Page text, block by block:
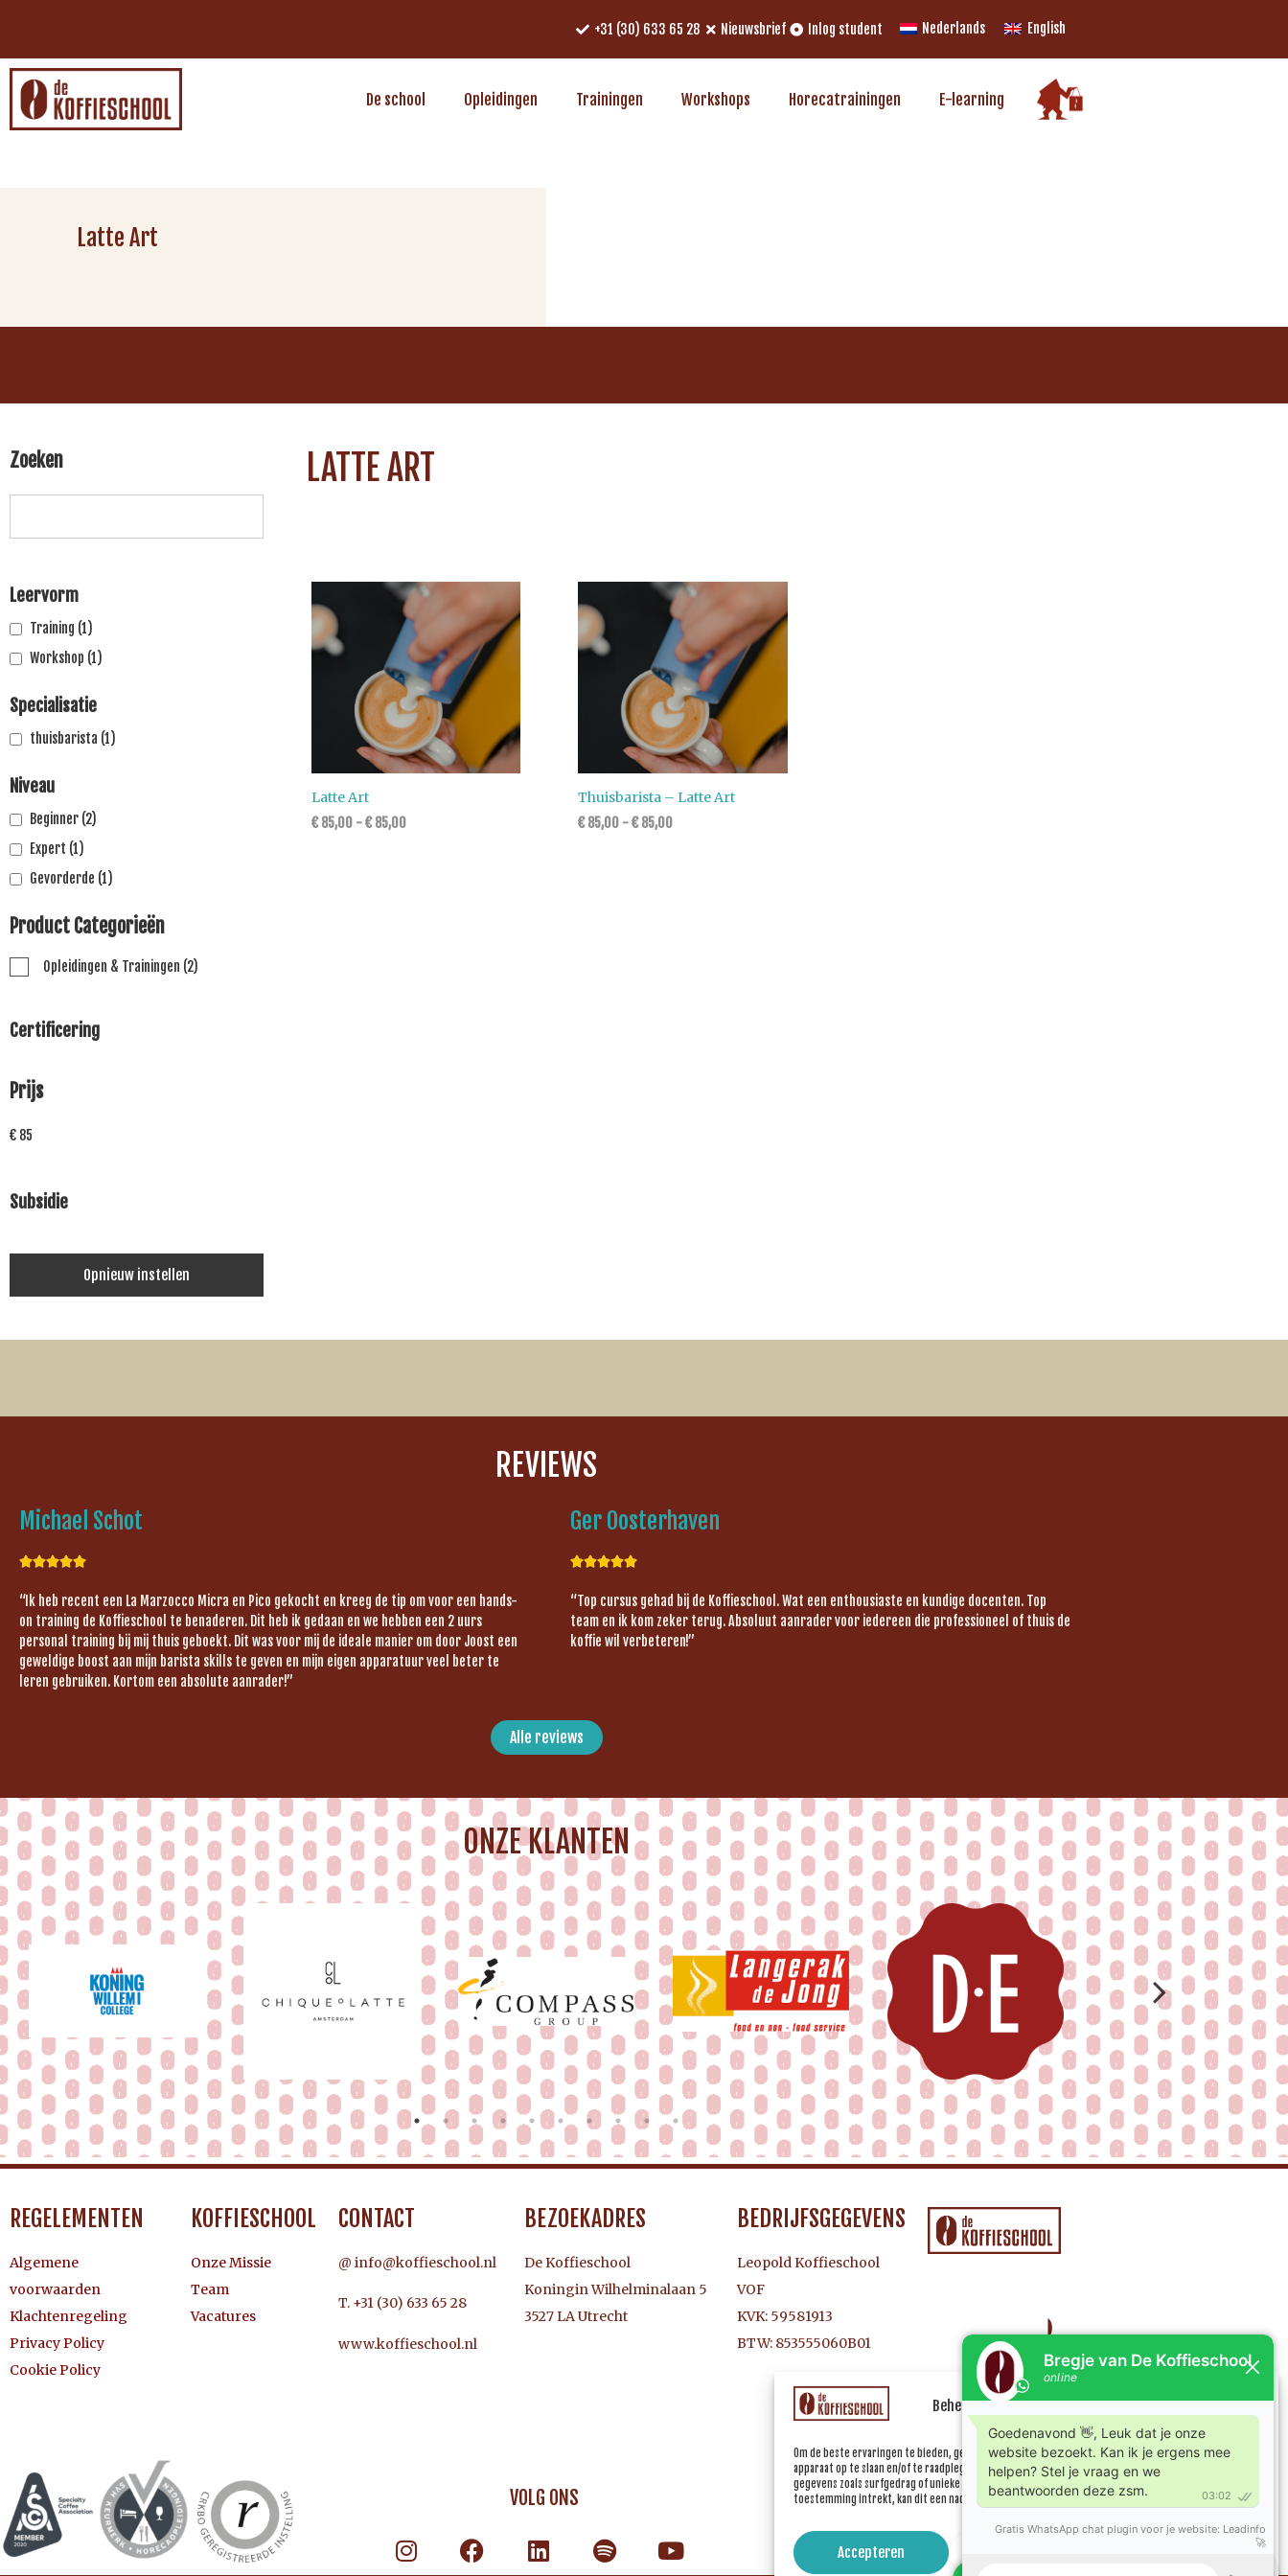
Beheer uw cookie toestemming
Om de beste ervaringen te bieden, gebruiken wij technologieën zoals cookies om informatie over je
apparaat op te slaan en/of te raadplegen. Door in te stemmen met deze technologieën kunnen wij
gegevens zoals surfgedrag of unieke ID's op deze site verwerken. Als je geen toestemming geeft of uw
toestemming intrekt, kan dit een nadelige invloed hebben op bepaalde functies en mogelijkheden.
Accepteren
+31 (30) 633 65 28 Nieuwsbrief Inlog student Nederlands English
De school Opleidingen Trainingen Workshops Horecatrainingen E-learning
Latte Art
Zoeken
Leervorm
Training (1)
Workshop (1)
Specialisatie
thuisbarista (1)
Niveau
Beginner (2)
Expert (1)
Gevorderde (1)
Product Categorieën
Opleidingen & Trainingen (2)
Certificering
Prijs
€ 85
Subsidie
Opnieuw instellen
LATTE ART
Latte Art
€85,00 -€85,00
Thuisbarista – Latte Art
€85,00 -€85,00
REVIEWS
Michael Schot

“Ik heb recent een La Marzocco Micra en Pico gekocht en kreeg de tip om voor een hands-
on training de Koffieschool te benaderen. Dit heb ik gedaan en we hebben een 2 uurs
personal training bij mij thuis geboekt. Dit was voor mij de ideale manier om door Joost een
geweldige boost aan mijn barista skills te geven en mijn eigen apparatuur veel beter te
leren gebruiken. Kortom een absolute aanrader!”
Ger Oosterhaven

“Top cursus gehad bij de Koffieschool. Wat een enthousiaste en kundige docenten. Top
team en ik kom zeker terug. Absoluut aanrader voor iedereen die professioneel of thuis de
koffie wil verbeteren!”
Alle reviews
ONZE KLANTEN
REGELEMENTEN
Algemene
voorwaarden
Klachtenregeling
Privacy Policy
Cookie Policy
KOFFIESCHOOL
Onze Missie
Team
Vacatures
CONTACT
@ info@koffieschool.nl
T. +31 (30) 633 65 28
www.koffieschool.nl
BEZOEKADRES
De Koffieschool
Koningin Wilhelminalaan 5
3527 LA Utrecht
BEDRIJFSGEGEVENS
Leopold Koffieschool
VOF
KVK: 59581913
BTW: 853555060B01
VOLG ONS